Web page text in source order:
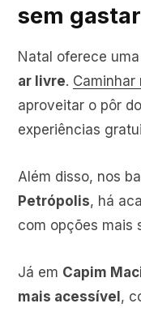
sem
Natal oferece
ar livre. Caminhar
aproveitar o pôr
experiências
Além disso, nos
Petrópolis, há
com opções mais
Já em Capim
mais acessível ,